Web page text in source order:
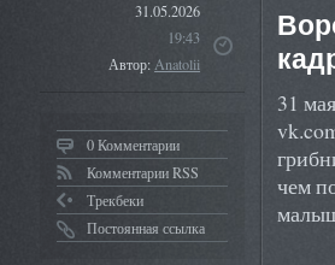
31.05.2026
19:43
Автор:Anatolii
0 Комментарии
Комментарии RSS
Трекбеки
Постоянная ссылка
31
чем